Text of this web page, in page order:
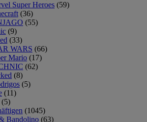
Super Heroes (59)
(36)
(55)
(9)
(33)
WARS (66)
Mario (17)
(62)
(8)
(5)
(11)
(5)
(1045)
Bandolino (63)